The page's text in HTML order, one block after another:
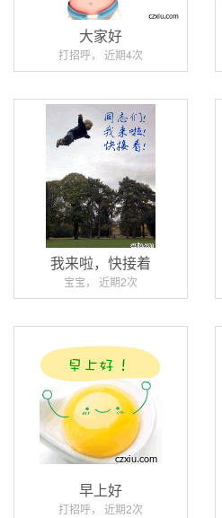
大家好
打招呼， 近期4次
我来啦，快接着
宝宝， 近期2次
早上好
打招呼， 近期2次